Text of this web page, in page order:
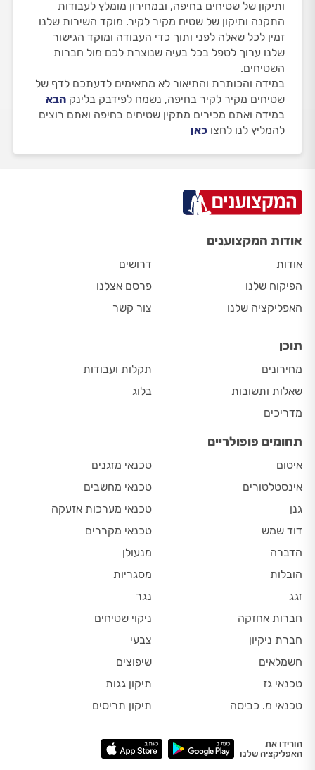
ותיקון של שטיחים בחיפה, ובמחירון מומלץ לעבודות
התקנה ותיקון של שטיח מקיר לקיר. מוקד השירות שלנו
זמין לכל שאלה לפני ותוך כדי העבודה ומוקד הגישור
שלנו ערוך לטפל בכל בעיה שנוצרת לכם מול חברות
השטיחים.
במידה והכותרת והתיאור לא מתאימים לדעתכם לדף של
שטיחים מקיר לקיר בחיפה, נשמח לפידבק בלינק הבא
במידה ואתם מכירים מתקין שטיחים בחיפה ואתם רוצים
להמליץ לנו לחצו כאן
אודות המקצוענים
אודות
הפיקוח שלנו
האפליקציה שלנו
דרושים
פרסם אצלנו
צור קשר
תוכן
מחירונים
שאלות ותשובות
מדריכים
תקלות ועבודות
בלוג
תחומים פופולריים
איטום
אינסטלטורים
גנן
דוד שמש
הדברה
הובלות
זגג
חברות אחזקה
חברת ניקיון
חשמלאים
טכנאי גז
טכנאי מ. כביסה
טכנאי מזגנים
טכנאי מחשבים
טכנאי מערכות אזעקה
טכנאי מקררים
מנעולן
מסגריות
נגר
ניקוי שטיחים
צבעי
שיפוצים
תיקון גגות
תיקון תריסים
הורידו את
האפליקציה שלנו